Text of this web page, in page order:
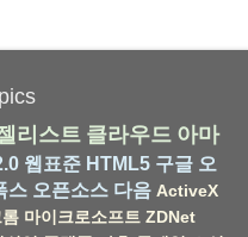
리스트 클라우드 아마
웹표준 HTML5 구글 오
스 오픈소스 다음 ActiveX
마이크로소프트 ZDNet